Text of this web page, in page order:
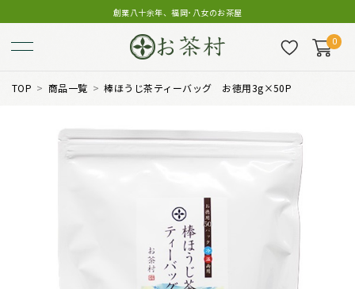
創業八十余年、福岡･八女のお茶屋
0
TOP 商品一覧 棒ほうじ茶ティーバッグ お徳用3g×50P